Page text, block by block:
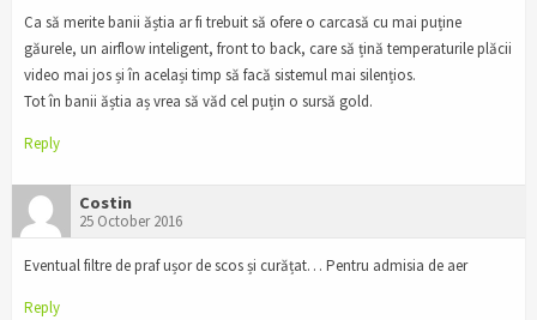
Ca să merite banii ăștia ar fi trebuit să ofere o carcasă cu mai puține
găurele, un airflow inteligent, front to back, care să țină temperaturile plăcii
video mai jos și în același timp să facă sistemul mai silențios.
Tot în banii ăștia aș vrea să văd cel puțin o sursă gold.
Reply
Costin
25 October 2016
Eventual filtre de praf ușor de scos și curățat… Pentru admisia de aer
Reply